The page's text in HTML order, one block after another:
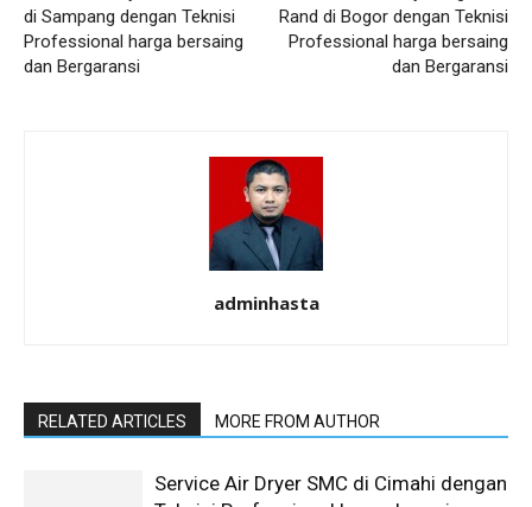
di Sampang dengan Teknisi
Professional harga bersaing
dan Bergaransi
Rand di Bogor dengan Teknisi
Professional harga bersaing
dan Bergaransi
adminhasta
RELATED ARTICLES MORE FROM AUTHOR
Service Air Dryer SMC di Cimahi dengan